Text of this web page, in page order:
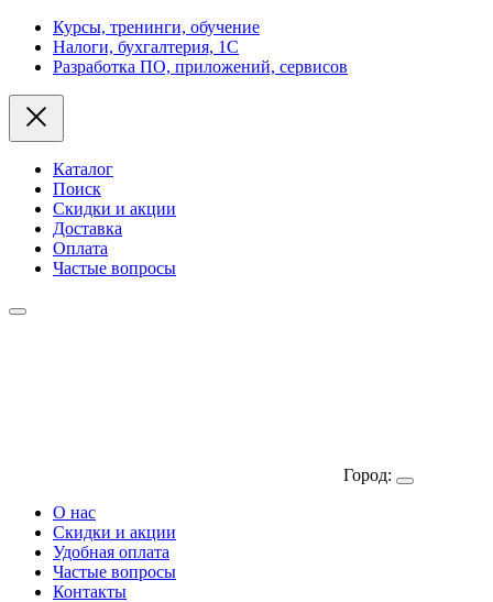
Курсы, тренинги, обучение
Налоги, бухгалтерия, 1С
Разработка ПО, приложений, сервисов
Каталог
Поиск
Скидки и акции
Доставка
Оплата
Частые вопросы
Город:
О нас
Скидки и акции
Удобная оплата
Частые вопросы
Контакты